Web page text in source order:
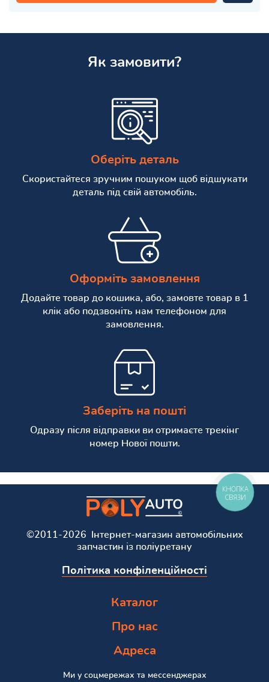
Як замовити?
Оберіть деталь
Скористайтеся зручним пошуком щоб відшукати
деталь під свій автомобіль.
Оформіть замовлення
Додайте товар до кошика, або, замовте товар в 1
клік або подзвоніть нам телефоном для
замовлення.
Заберіть на пошті
Одразу після відправки ви отримаєте трекінг
номер Нової пошти.
©2011-2026 Інтернет-магазин автомобільних
запчастин із поліуретану
Політика конфіленційності
Каталог
Про нас
Адреса
Ми у соцмережах та мессенджерах
КНОПКА
СВЯЗИ